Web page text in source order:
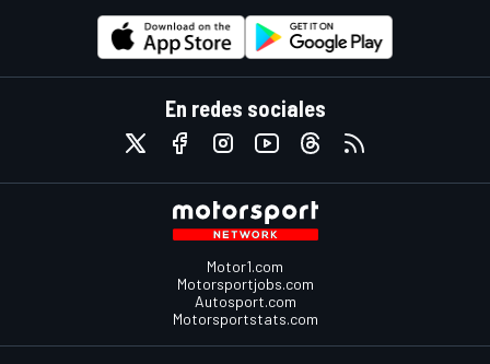
En redes sociales
Motor1.com
Motorsportjobs.com
Autosport.com
Motorsportstats.com